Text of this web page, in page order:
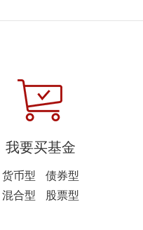
我要买基金
货币型
债券型
混合型
股票型